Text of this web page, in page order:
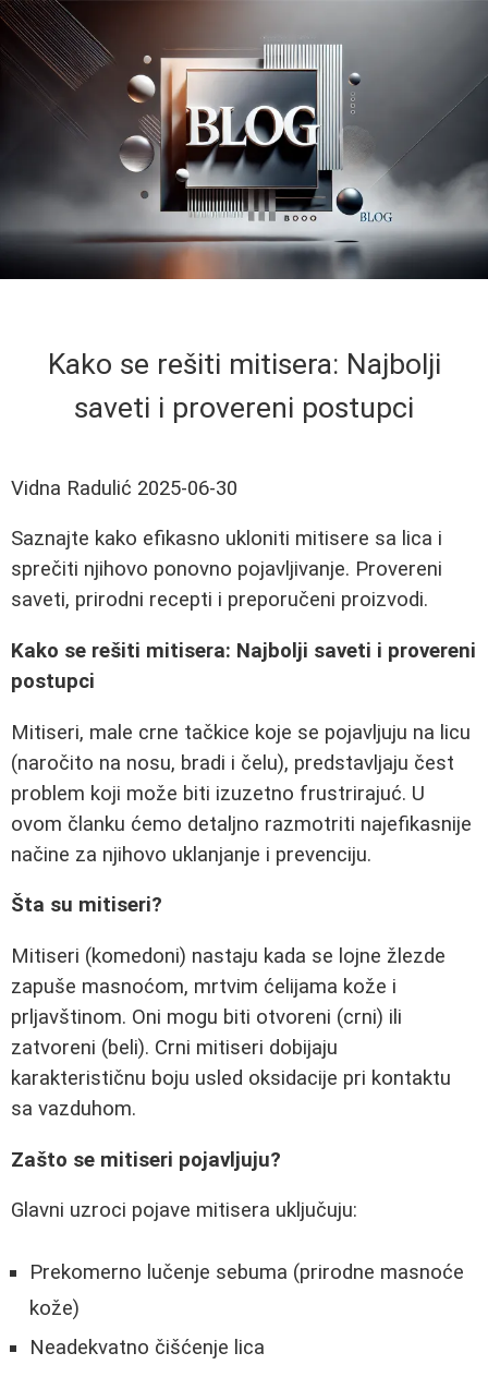
Kako se rešiti mitisera: Najbolji
saveti i provereni postupci
Vidna Radulić 2025-06-30
Saznajte kako efikasno ukloniti mitisere sa lica i
sprečiti njihovo ponovno pojavljivanje. Provereni
saveti, prirodni recepti i preporučeni proizvodi.
Kako se rešiti mitisera: Najbolji saveti i provereni
postupci
Mitiseri, male crne tačkice koje se pojavljuju na licu
(naročito na nosu, bradi i čelu), predstavljaju čest
problem koji može biti izuzetno frustrirajuć. U
ovom članku ćemo detaljno razmotriti najefikasnije
načine za njihovo uklanjanje i prevenciju.
Šta su mitiseri?
Mitiseri (komedoni) nastaju kada se lojne žlezde
zapuše masnoćom, mrtvim ćelijama kože i
prljavštinom. Oni mogu biti otvoreni (crni) ili
zatvoreni (beli). Crni mitiseri dobijaju
karakterističnu boju usled oksidacije pri kontaktu
sa vazduhom.
Zašto se mitiseri pojavljuju?
Glavni uzroci pojave mitisera uključuju:
Prekomerno lučenje sebuma (prirodne masnoće
kože)
Neadekvatno čišćenje lica